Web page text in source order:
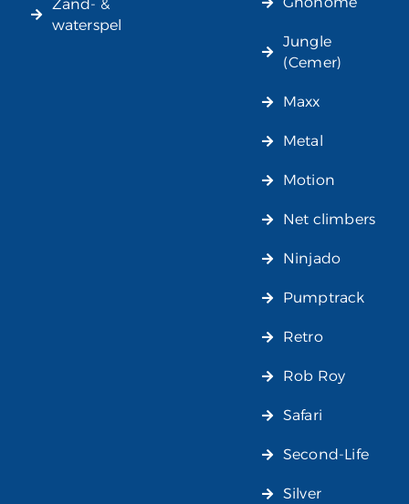
Zand- &
waterspel
Jungle
(Cemer)
Maxx
Metal
Motion
Net climbers
Ninjado
Pumptrack
Retro
Rob Roy
Safari
Second-Life
Silver